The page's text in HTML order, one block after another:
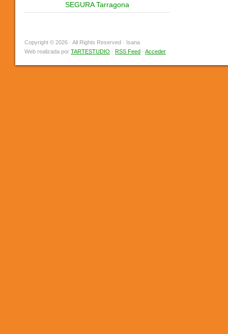
SEGURA Tarragona
Copyright © 2026 · All Rights Reserved · Isana
Web realizada por TARTESTUDIO · RSS Feed · Acceder